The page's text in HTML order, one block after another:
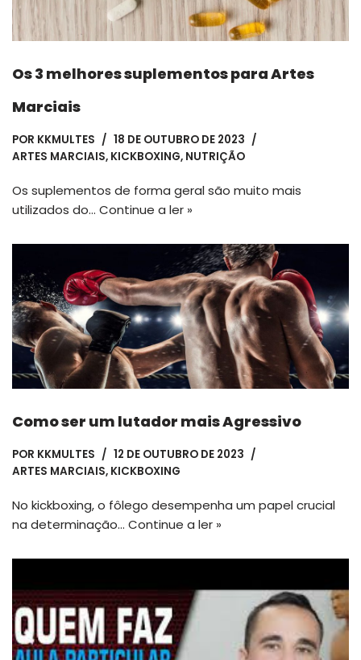
Os 3 melhores suplementos para Artes
Marciais
POR KKMULTES
18 DE OUTUBRO DE 2023
ARTES MARCIAIS, KICKBOXING, NUTRIÇÃO
Os suplementos de forma geral são muito mais
utilizados do… Continue a ler »
Como ser um lutador mais Agressivo
POR KKMULTES
12 DE OUTUBRO DE 2023
ARTES MARCIAIS, KICKBOXING
No kickboxing, o fôlego desempenha um papel crucial
na determinação… Continue a ler »